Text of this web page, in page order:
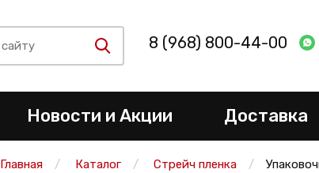
8 (968) 800-44-00
Новости и Акции Доставка
Главная Каталог Стрейч пленка